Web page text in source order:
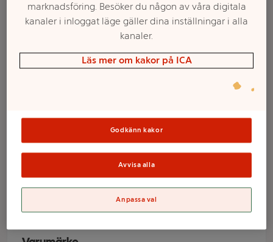
Vakuumpåse
22x30cm 50-p
OBH Nordica
Välj butik och handla
marknadsföring. Besöker du någon av våra digitala
kanaler i inloggat läge gäller dina inställningar i alla
kanaler.
Läs mer om kakor på ICA
Godkänn kakor
Avvisa alla
Anpassa val